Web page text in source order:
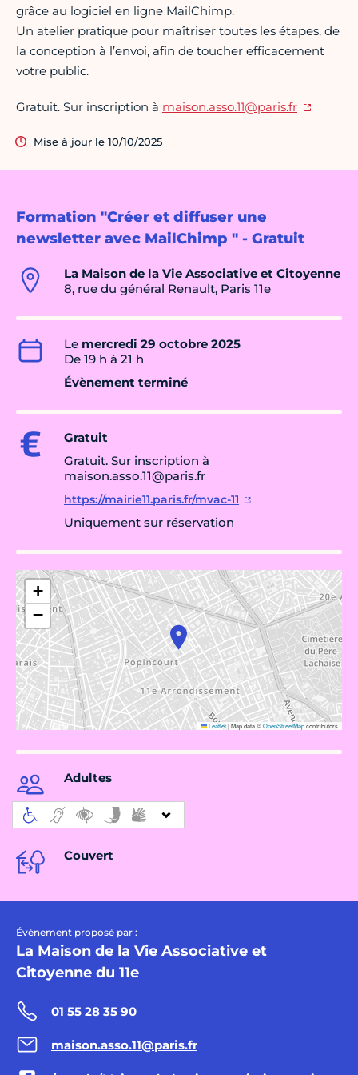
Formation "Créer et diffuser une
newsletter avec MailChimp " - Gratuit
La Maison de la Vie Associative et Citoyenne
8, rue du général Renault, Paris 11e
Le mercredi 29 octobre 2025
De 19 h à 21 h
Évènement terminé
Gratuit
Gratuit. Sur inscription à
maison.asso.11@paris.fr
https://mairie11.paris.fr/mvac-11
Uniquement sur réservation
+
−
Leaflet|Map data ©OpenStreetMapcontributors
Adultes
Couvert
Évènement proposé par :
La Maison de la Vie Associative et
Citoyenne du 11e
01 55 28 35 90
maison.asso.11@paris.fr
grâce au logiciel en ligne MailChimp.
Un atelier pratique pour maîtriser toutes les étapes, de
la conception à l’envoi, afin de toucher efficacement
votre public.
Gratuit. Sur inscription à maison.asso.11@paris.fr
Mise à jour le 10/10/2025